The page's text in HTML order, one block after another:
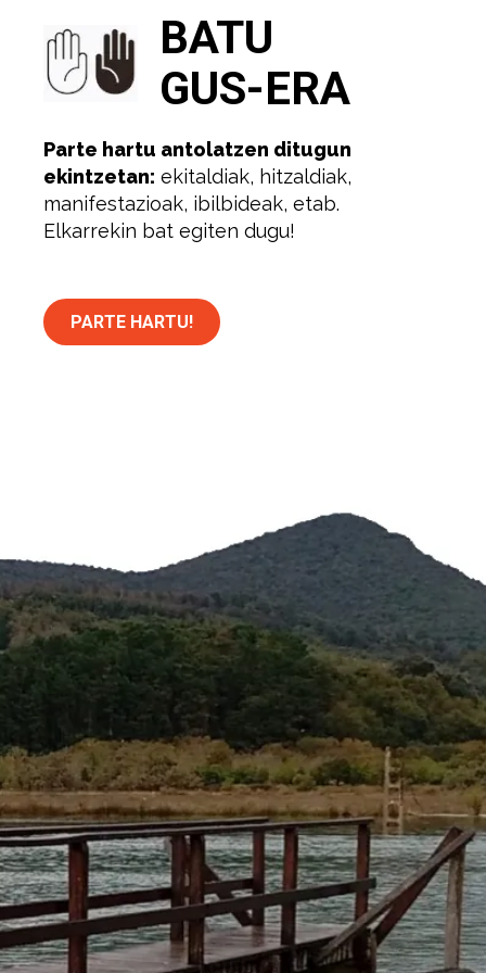
BATU
GUS-ERA
Parte hartu antolatzen ditugun
ekintzetan: ekitaldiak, hitzaldiak,
manifestazioak, ibilbideak, etab.
Elkarrekin bat egiten dugu!
PARTE HARTU!